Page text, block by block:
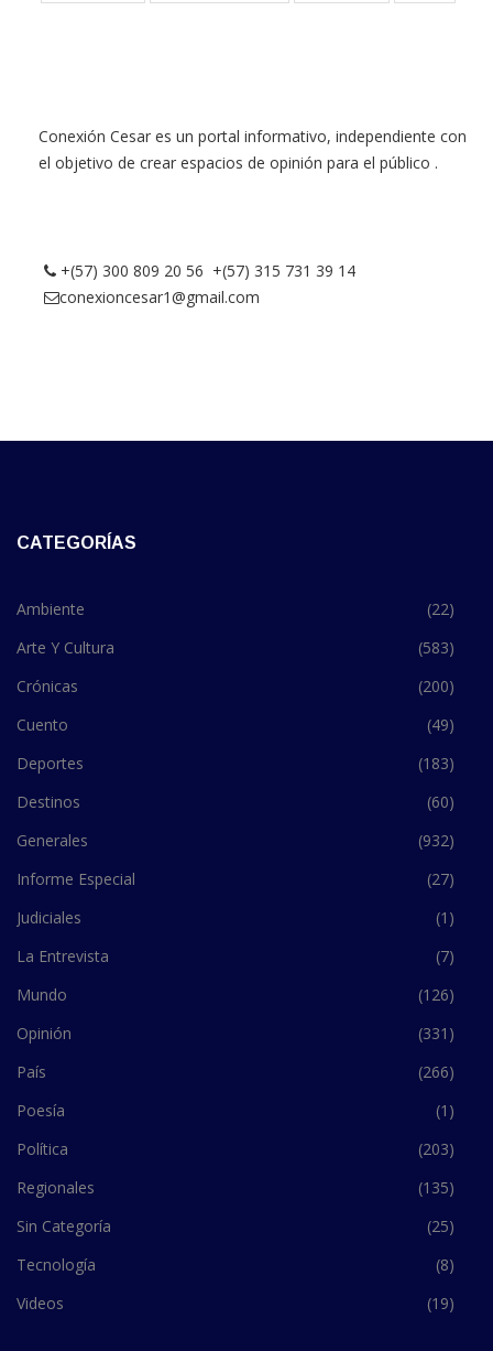
Conexión Cesar es un portal informativo, independiente con
el objetivo de crear espacios de opinión para el público .
+(57) 300 809 20 56 +(57) 315 731 39 14
conexioncesar1@gmail.com
CATEGORÍAS
Ambiente
(22)
Arte Y Cultura
(583)
Crónicas
(200)
Cuento
(49)
Deportes
(183)
Destinos
(60)
Generales
(932)
Informe Especial
(27)
Judiciales
(1)
La Entrevista
(7)
Mundo
(126)
Opinión
(331)
País
(266)
Poesía
(1)
Política
(203)
Regionales
(135)
Sin Categoría
(25)
Tecnología
(8)
Videos
(19)